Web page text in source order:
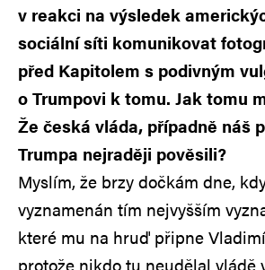
v reakci na výsledek
sociální síti komunikovat
před Kapitolem s podivným
o Trumpovi k tomu. Jak tomu
Že česká vláda, případně náš
Trumpa nejraději pověsili?
Myslím, že brzy dočkám dne,
vyznamenán tím nejvyšším
které mu na hruď připne
protože nikdo tu neudělal vládě